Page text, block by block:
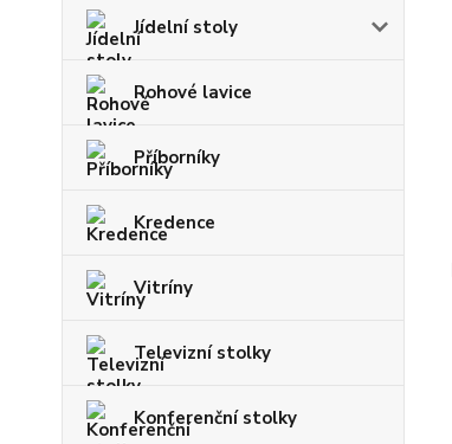
Jídelní stoly
Rohové lavice
Příborníky
Kredence
Vitríny
Televizní stolky
Konferenční stolky